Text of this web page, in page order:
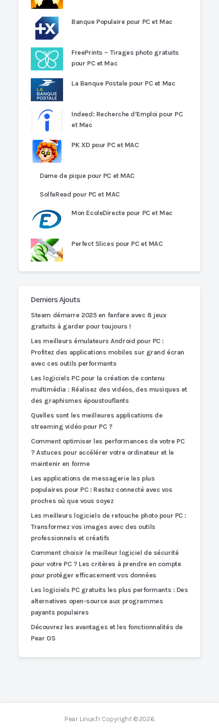
Banque Populaire pour PC et Mac
FreePrints – Tirages photo gratuits
pour PC et Mac
La Banque Postale pour PC et Mac
Indeed: Recherche d’Emploi pour PC
et Mac
PK XD pour PC et MAC
Dame de pique pour PC et MAC
SolfaRead pour PC et MAC
Mon EcoleDirecte pour PC et Mac
Perfect Slices pour PC et MAC
Derniers Ajouts
Steam démarre 2025 en fanfare avec 8 jeux
gratuits à garder pour toujours !
Les meilleurs émulateurs Android pour PC :
Profitez des applications mobiles sur grand écran
avec ces outils performants
Les logiciels PC pour la création de contenu
multimédia : Réalisez des vidéos, des musiques et
des graphismes époustouflants
Quelles sont les meilleures applications de
streaming vidéo pour PC ?
Comment optimiser les performances de votre PC
? Astuces pour accélérer votre ordinateur et le
maintenir en forme
Les applications de messagerie les plus
populaires pour PC : Restez connecté avec vos
proches où que vous soyez
Les meilleurs logiciels de retouche photo pour PC :
Transformez vos images avec des outils
professionnels et créatifs
Comment choisir le meilleur logiciel de sécurité
pour votre PC ? Les critères à prendre en compte
pour protéger efficacement vos données
Les logiciels PC gratuits les plus performants : Des
alternatives open-source aux programmes
payants populaires
Découvrez les avantages et les fonctionnalités de
Pear OS
Pear Linux.frCopyright © 2026.